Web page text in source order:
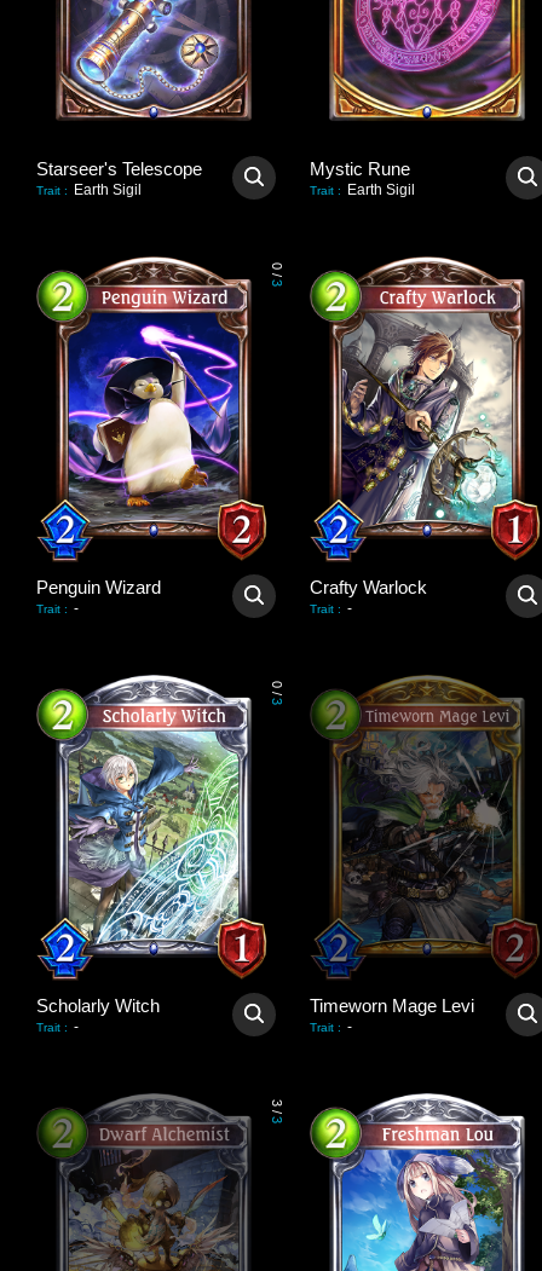
Starseer's Telescope
Trait : Earth Sigil
Mystic Rune
Trait : Earth Sigil
0
/
3
Penguin Wizard
Trait : -
Crafty Warlock
Trait : -
0
/
3
Scholarly Witch
Trait : -
Timeworn Mage Levi
Trait : -
3
/
3